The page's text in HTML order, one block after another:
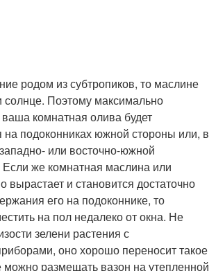
родом из субтропиков, то маслине
солнце. Поэтому максимально
комнатная олива будет
на подоконниках южной стороны или, в
или восточно-южной
же комнатная маслина или
вырастает и становится достаточно
его на подоконнике, то
на пол недалеко от окна. Не
зелени растения с
оно хорошо переносит такое
можно размещать вазон на утепленной